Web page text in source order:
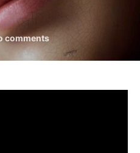
comments